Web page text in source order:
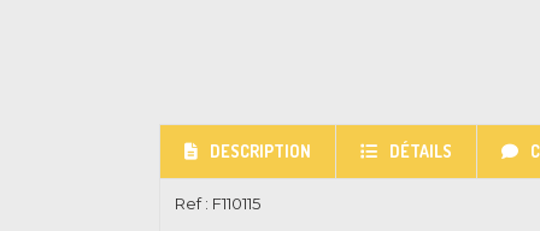
DESCRIPTION DÉTAILS
Ref : F110115